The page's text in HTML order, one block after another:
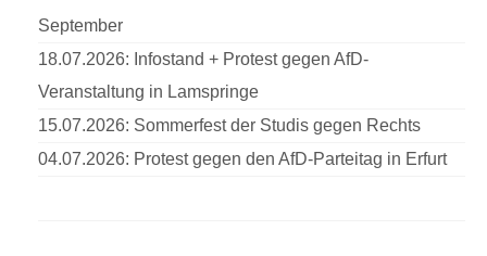
September
18.07.2026: Infostand + Protest gegen AfD-
Veranstaltung in Lamspringe
15.07.2026: Sommerfest der Studis gegen Rechts
04.07.2026: Protest gegen den AfD-Parteitag in Erfurt